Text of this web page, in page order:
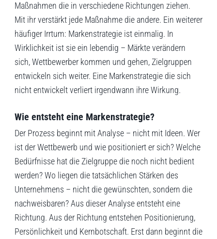
Maßnahmen die in verschiedene Richtungen ziehen.
Mit ihr verstärkt jede Maßnahme die andere. Ein weiterer
häufiger Irrtum: Markenstrategie ist einmalig. In
Wirklichkeit ist sie ein lebendig – Märkte verändern
sich, Wettbewerber kommen und gehen, Zielgruppen
entwickeln sich weiter. Eine Markenstrategie die sich
nicht entwickelt verliert irgendwann ihre Wirkung.
Wie entsteht eine Markenstrategie?
Der Prozess beginnt mit Analyse – nicht mit Ideen. Wer
ist der Wettbewerb und wie positioniert er sich? Welche
Bedürfnisse hat die Zielgruppe die noch nicht bedient
werden? Wo liegen die tatsächlichen Stärken des
Unternehmens – nicht die gewünschten, sondern die
nachweisbaren? Aus dieser Analyse entsteht eine
Richtung. Aus der Richtung entstehen Positionierung,
Persönlichkeit und Kernbotschaft. Erst dann beginnt die